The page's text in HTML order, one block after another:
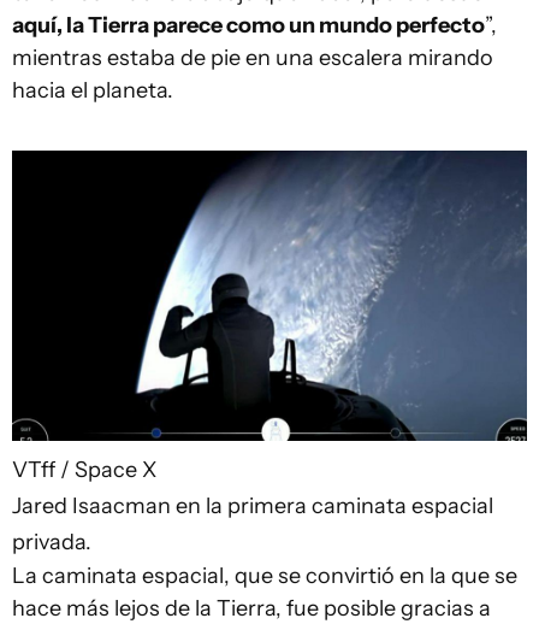
aquí, la Tierra parece como un mundo perfecto”,
mientras estaba de pie en una escalera mirando
hacia el planeta.
VTff / Space X
Jared Isaacman en la primera caminata espacial
privada.
La caminata espacial, que se convirtió en la que se
hace más lejos de la Tierra, fue posible gracias a